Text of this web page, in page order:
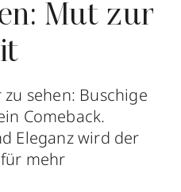
Mut zur
sehen: Buschige
Comeback.
Eleganz wird der
mehr